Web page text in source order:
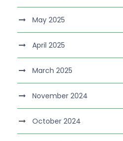
May 2025
April 2025
March 2025
November 2024
October 2024